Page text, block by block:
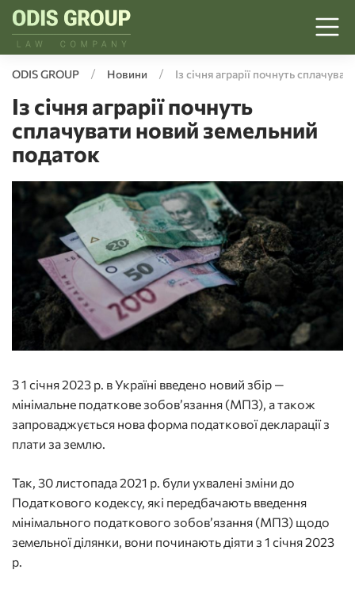
ODIS GROUP Новини Із січня аграрії почнуть
Із січня аграрії почнуть
сплачувати новий земельний
податок
З 1 січня 2023 р. в Україні введено новий збір —
мінімальне податкове зобов’язання (МПЗ), а також
запроваджується нова форма податкової декларації з
плати за землю.
Так, 30 листопада 2021 р. були ухвалені зміни до
Податкового кодексу, які передбачають введення
мінімального податкового зобов’язання (МПЗ) щодо
земельної ділянки, вони починають діяти з 1 січня 2023
р.